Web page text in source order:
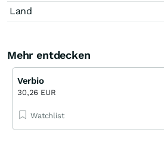
Land
Mehr entdecken
Verbio
30,26 EUR
Watchlist